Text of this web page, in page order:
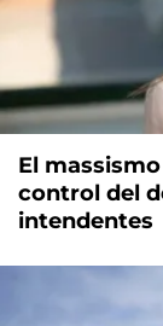
El
control del
intendentes